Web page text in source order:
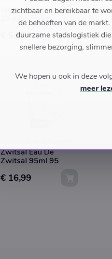
Treffina Kinderparfum
20 ml.in Haks
€ 5,95
Cry
€ 5,95
Zwitsal Eau De
Zwitsal 95ml 95
€ 16,99
zichtbaar en bereikbaar te
de behoeften van de
duurzame stadslogistiek
snellere bezorging,
We hopen u ook in deze
meer